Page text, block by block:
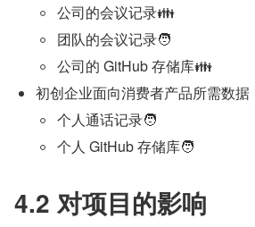
公司的会议记录👪
团队的会议记录🧑
公司的 GitHub 存储库👪
初创企业面向消费者产品所需数据
个人通话记录🧑
个人 GitHub 存储库🧑
4.2 对项目的影响